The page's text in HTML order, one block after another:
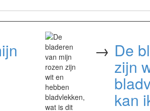
→ De
zijn
kan